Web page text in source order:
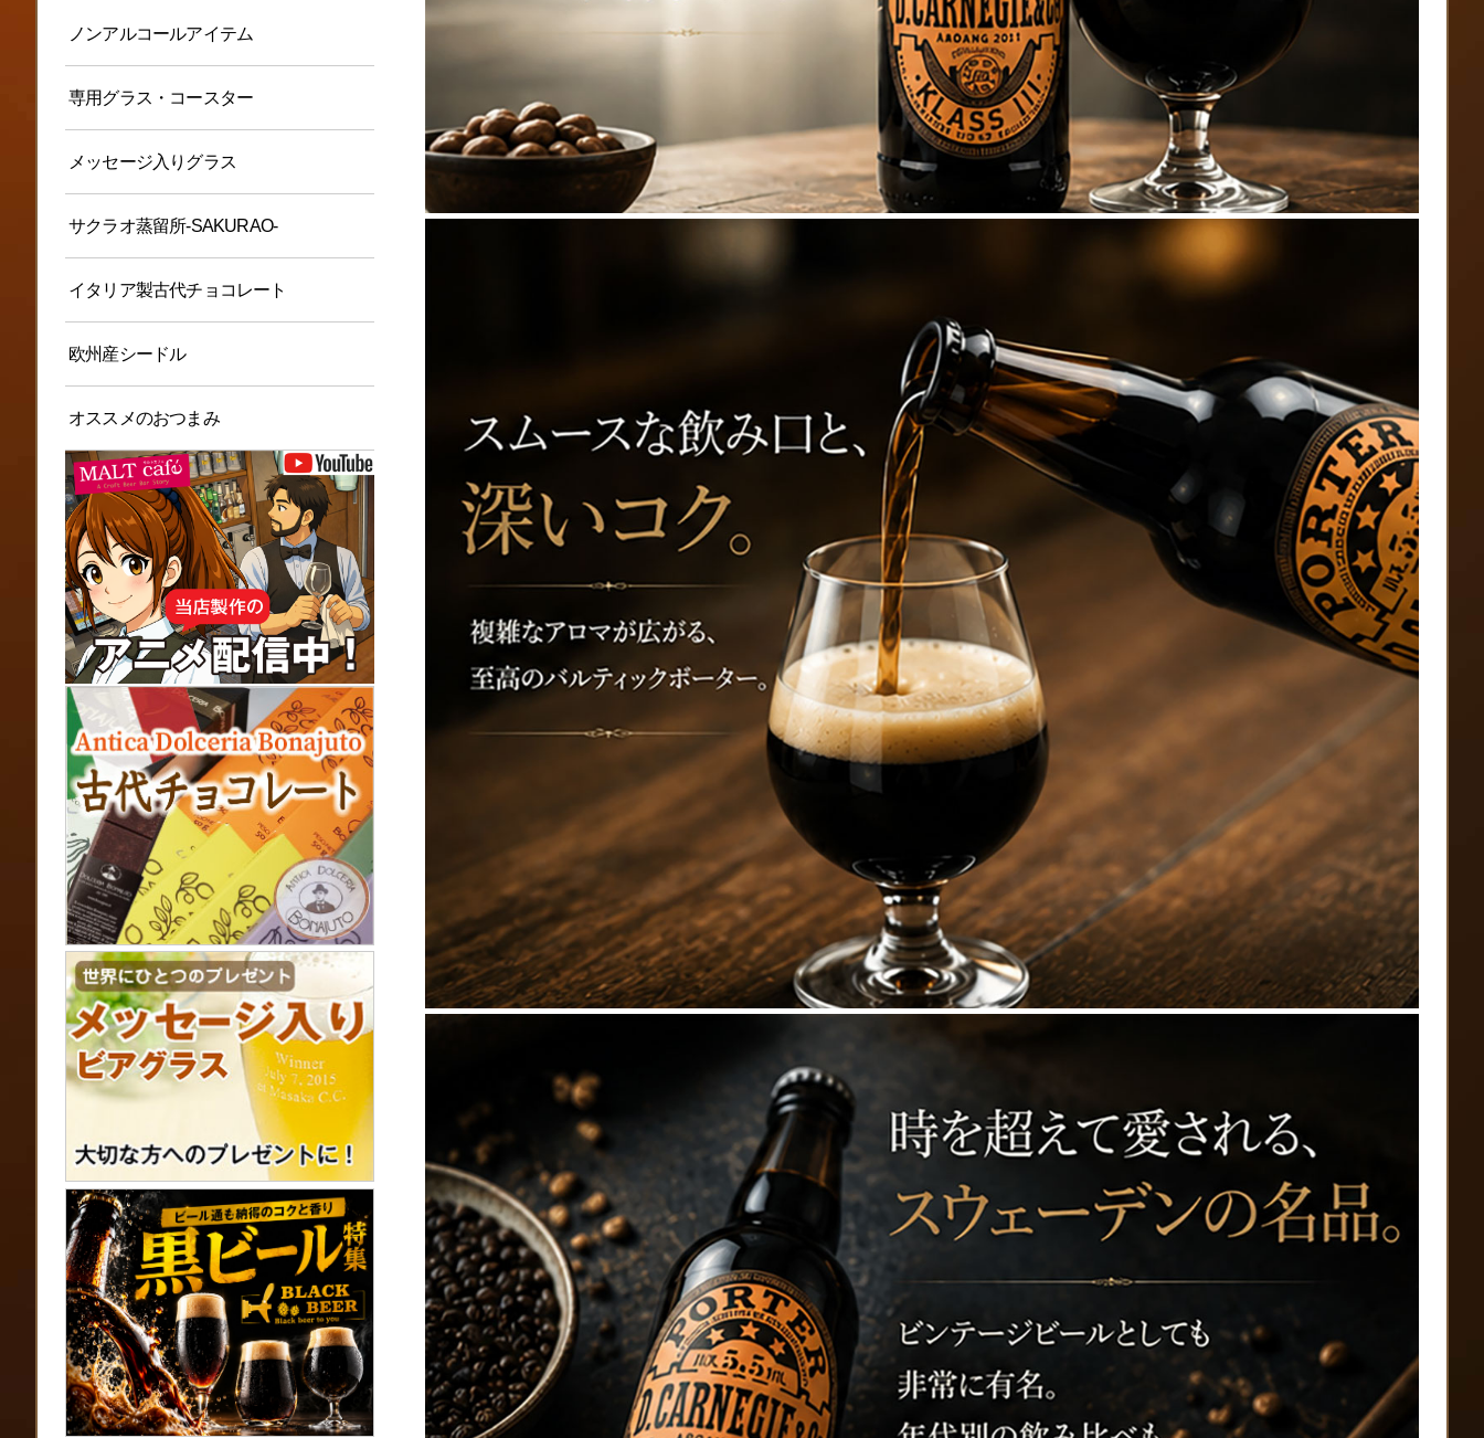
ノンアルコールアイテム
専用グラス・コースター
メッセージ入りグラス
サクラオ蒸留所-SAKURAO-
イタリア製古代チョコレート
欧州産シードル
オススメのおつまみ